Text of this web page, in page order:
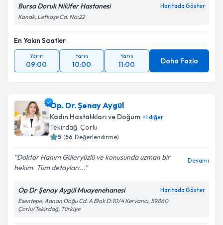
Bursa Doruk Nilüfer Hastanesi Haritada Göster
Konak, Lefkoşe Cd. No:22
En Yakın Saatler
Yarın
09:00
Yarın
10:00
Yarın
11:00 Daha Fazla
Op. Dr. Şenay Aygül
Kadın Hastalıkları ve Doğum +1diğer
Tekirdağ, Çorlu
5 (56 Değerlendirme)
Doktor Hanım Güleryüzlü ve konusunda uzman bir
hekim. Tüm detayları...
Devamı
Op Dr Şenay Aygül Muayenehanesi Haritada Göster
Esentepe, Adnan Doğu Cd. A Blok D:10/4 Kervancı, 59860
Çorlu/Tekirdağ, Türkiye